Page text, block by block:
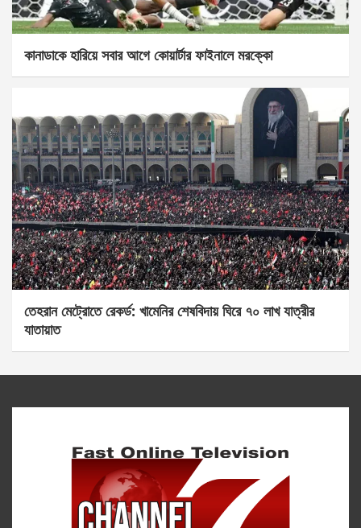
কানাডাকে হারিয়ে সবার আগে কোয়ার্টার ফাইনালে মরক্কো
তেহরান মেট্রোতে রেকর্ড: খামেনির শেষবিদায় ঘিরে ৭০ লাখ যাত্রীর
যাতায়াত